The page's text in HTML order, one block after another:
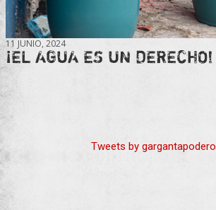
11 JUNIO, 2024
¡EL AGUA ES UN DERECHO!
Tweets by gargantapodero